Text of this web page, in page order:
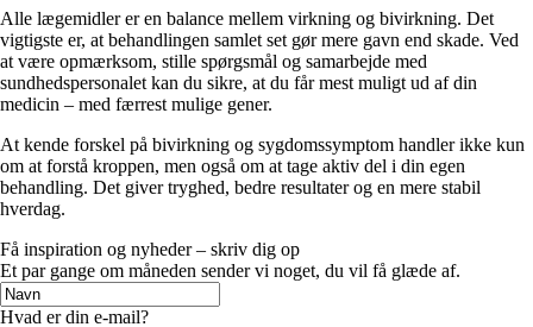
Alle lægemidler er en balance mellem virkning og bivirkning. Det
vigtigste er, at behandlingen samlet set gør mere gavn end skade. Ved
at være opmærksom, stille spørgsmål og samarbejde med
sundhedspersonalet kan du sikre, at du får mest muligt ud af din
medicin – med færrest mulige gener.
At kende forskel på bivirkning og sygdomssymptom handler ikke kun
om at forstå kroppen, men også om at tage aktiv del i din egen
behandling. Det giver tryghed, bedre resultater og en mere stabil
hverdag.
Få inspiration og nyheder – skriv dig op
Et par gange om måneden sender vi noget, du vil få glæde af.
Hvad er din e-mail?